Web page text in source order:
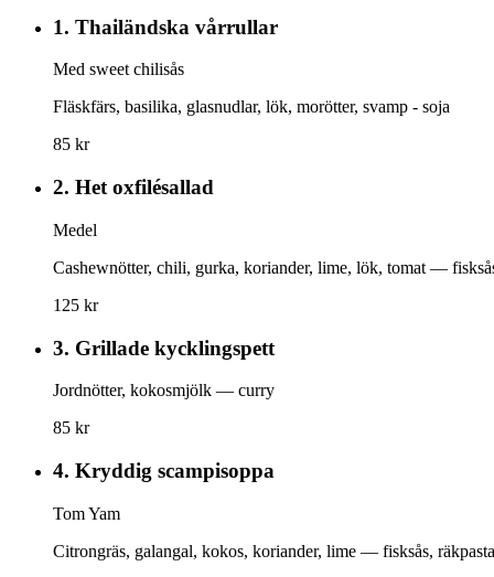
1. Thailändska vårrullar
Med sweet chilisås
Fläskfärs, basilika, glasnudlar, lök, morötter, svamp - soja
85 kr
2. Het oxfilésallad
Medel
Cashewnötter, chili, gurka, koriander, lime, lök, tomat —
125 kr
3. Grillade kycklingspett
Jordnötter, kokosmjölk — curry
85 kr
4. Kryddig scampisoppa
Tom Yam
Citrongräs, galangal, kokos, koriander, lime — fisksås, räkpasta